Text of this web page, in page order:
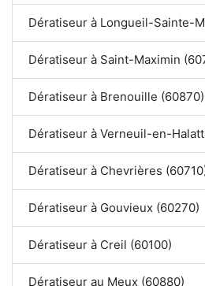
Dératiseur à Longueil-Sainte-
Dératiseur à Saint-Maximin
Dératiseur à Brenouille (60870)
Dératiseur à Verneuil-en-
Dératiseur à Chevrières
Dératiseur à Gouvieux (60270)
Dératiseur à Creil (60100)
Dératiseur au Meux (60880)